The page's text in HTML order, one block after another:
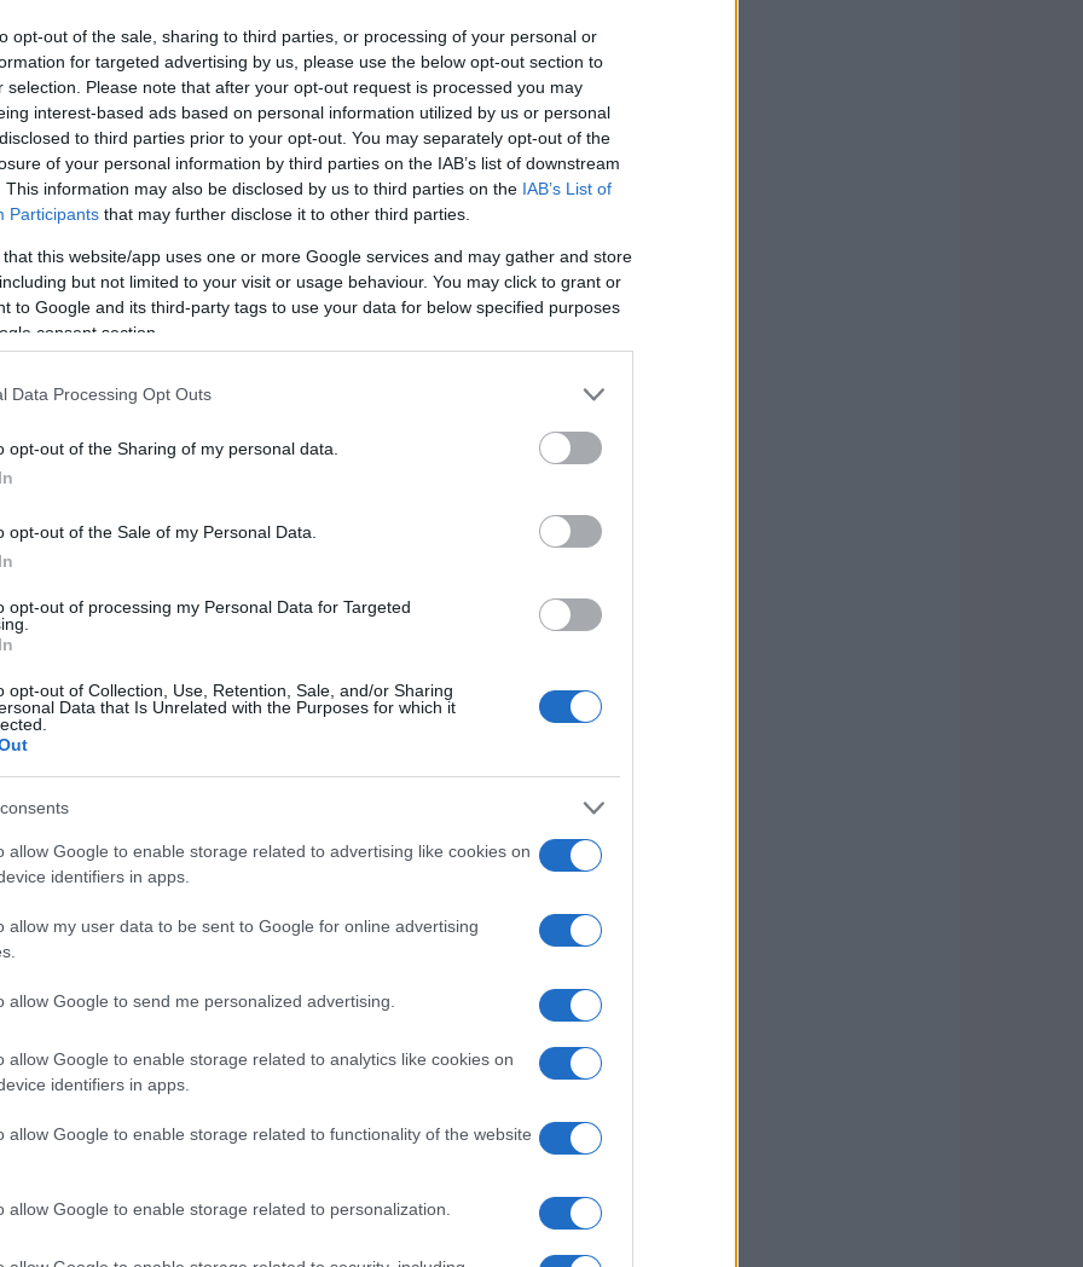
opt-out of the sale, sharing to third parties, or processing of your personal or
for targeted advertising by us, please use the below opt-out section to
selection. Please note that after your opt-out request is processed you may
interest-based ads based on personal information utilized by us or personal
to third parties prior to your opt-out. You may separately opt-out of the
of your personal information by third parties on the IAB’s list of downstream
This information may also be disclosed by us to third parties on the IAB’s List of
Participants that may further disclose it to other third parties.
that this website/app uses one or more Google services and may gather and store
but not limited to your visit or usage behaviour. You may click to grant or
to Google and its third-party tags to use your data for below specified purposes
consent section.
Data Processing Opt Outs
opt-out of the Sharing of my personal data.
opt-out of the Sale of my Personal Data.
opt-out of processing my Personal Data for Targeted
opt-out of Collection, Use, Retention, Sale, and/or Sharing
Data that Is Unrelated with the Purposes for which it
allow Google to enable storage related to advertising like cookies on
identifiers in apps.
allow my user data to be sent to Google for online advertising
allow Google to send me personalized advertising.
allow Google to enable storage related to analytics like cookies on
identifiers in apps.
allow Google to enable storage related to functionality of the website
allow Google to enable storage related to personalization.
rallentati, sentieri ricchi di fioriture e viste
righe esploriamo perché scegliere la
dalle Dolomiti fino alla Sicilia, meritano una
un mix di
ma anche passeggiate facili, scoperte
Troverai consigli pratici su
per livello, con esempi concreti dal
di un viaggio sostenibile e accessibile.
in primavera
più lunghe, temperature miti e un
sono spesso più piacevoli senza il caldo
mesi clou. Ilciclo naturaledi neve, piante e
per il birdwatching e l’osservazione delle
questo periodo significa sostenere economie
autentici nei rifugi e nei paesi.
alcune quote rimangono innevate mentre i
comprendere il concetto di